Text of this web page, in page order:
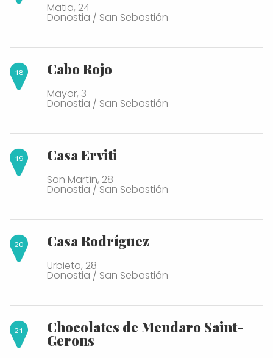
Matia, 24
Donostia / San Sebastián
Cabo Rojo
Mayor, 3
Donostia / San Sebastián
Casa Erviti
San Martín, 28
Donostia / San Sebastián
Casa Rodríguez
Urbieta, 28
Donostia / San Sebastián
Chocolates de Mendaro Saint-
Gerons